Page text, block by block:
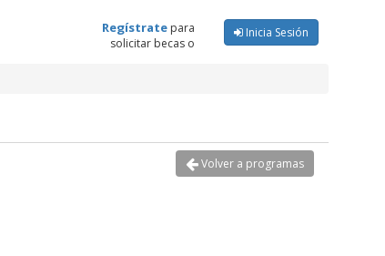
Regístrate para
solicitar becas o
Inicia Sesión
Volver a programas